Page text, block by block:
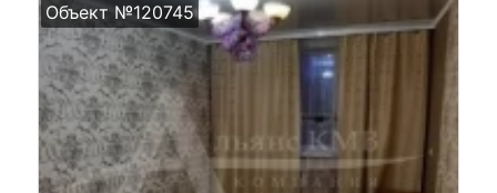
Объект №120745